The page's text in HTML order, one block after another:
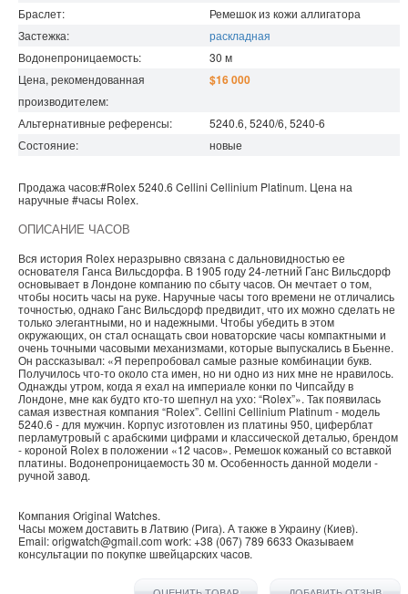
Браслет:
Ремешок из кожи аллигатора
Застежка:
раскладная
Водонепроницаемость: 30 м
Цена, рекомендованная
производителем:
$16 000
Альтернативные референсы:
5240.6, 5240/6, 5240-6
Состояние:
новые
Продажа часов:#Rolex5240.6 Cellini Cellinium Platinum. Цена на
наручные #часы Rolex.
ОПИСАНИЕ ЧАСОВ
Вся история Rolex неразрывно связана с дальновидностью ее
основателя Ганса Вильсдорфа. В 1905 году 24-летний Ганс Вильсдорф
основывает в Лондоне компанию по сбыту часов. Он мечтает о том,
чтобы носить часы на руке. Наручные часы того времени не отличались
точностью, однако Ганс Вильсдорф предвидит, что их можно сделать не
только элегантными, но и надежными. Чтобы убедить в этом
окружающих, он стал оснащать свои новаторские часы компактными и
очень точными часовыми механизмами, которые выпускались в Бьенне.
Он рассказывал: «Я перепробовал самые разные комбинации букв.
Получилось что-то около ста имен, но ни одно из них мне не нравилось.
Однажды утром, когда я ехал на империале конки по Чипсайду в
Лондоне, мне как будто кто‑то шепнул на ухо: “Rolex”». Так появилась
самая известная компания “Rolex”. Cellini Cellinium Platinum - модель
5240.6 - для мужчин. Корпус изготовлен из платины 950, циферблат
перламутровый с арабскими цифрами и классической деталью, брендом
- короной Rolex в положении «12 часов». Ремешок кожаный со вставкой
платины. Водонепроницаемость 30 м. Особенность данной модели -
ручной завод.
Компания Original Watches.
Часы можем доставить в Латвию (Рига). А также вУкраину (Киев).
Email:origwatch@gmail.com work:+38 (067) 789 6633 Оказываем
консультации по покупке швейцарских часов.